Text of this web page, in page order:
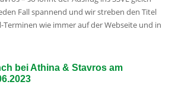
Fall spannend und wir streben den Titel
Terminen wie immer auf der Webseite und in
bei Athina & Stavros am